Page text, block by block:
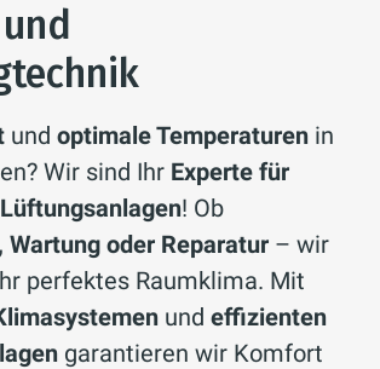
und optimale Temperaturen in
Wir sind Ihr Experte für
! Ob
oder Reparatur – wir
perfektes Raumklima. Mit
und effizienten
garantieren wir Komfort